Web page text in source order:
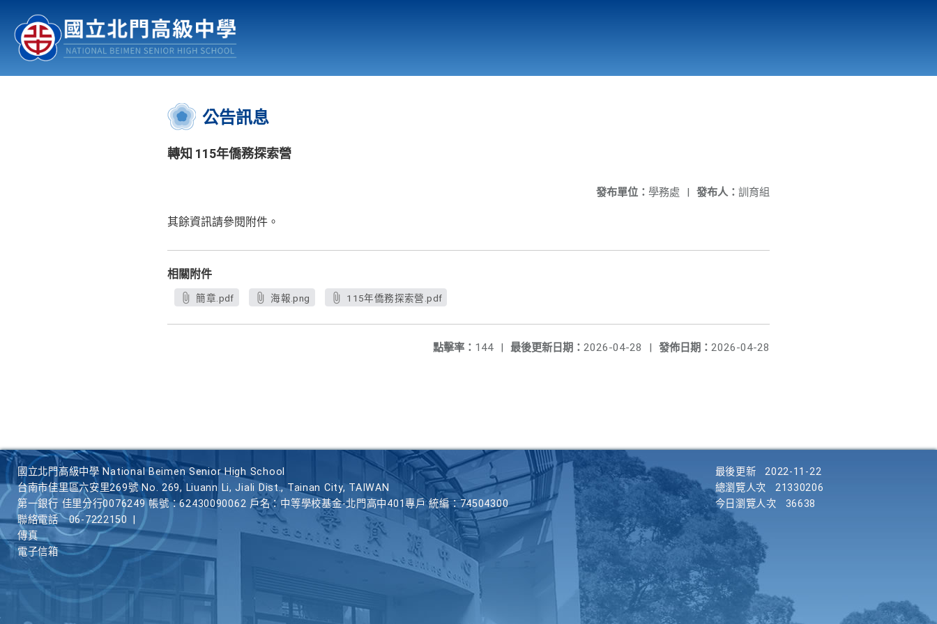
認識北中 行事曆
:::
公告訊息
轉知 115年僑務探索營
發布人： 訓育組
發布單位： 學務處 |
其餘資訊請參閱附件。
相關附件
簡章.pdf 海報.png 115年僑務探索營.pdf
發佈日期： 2026-04-28
最後更新日期： 2026-04-28 |
點擊率： 144 |
國立北門高級中學 National Beimen Senior High School
台南市佳里區六安里269號 No. 269, Liuann Li, Jiali Dist., Tainan City, TAIWAN
第一銀行 佳里分行0076249 帳號：62430090062 戶名：中等學校基金-北門高中401專戶 統編：74504300
聯絡電話
06-7222150
傳真
電子信箱
最後更新
2022-11-22
總瀏覽人次
21330206
今日瀏覽人次
36638